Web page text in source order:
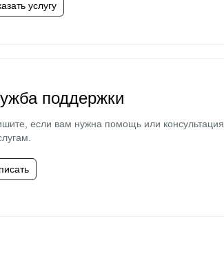
услугу
поддержки
если вам нужна помощь или консультация